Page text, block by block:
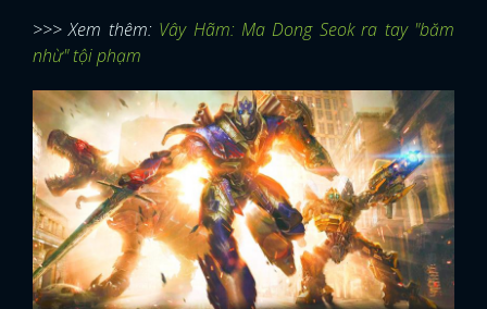
>>> Xem thêm: Vây Hãm: Ma Dong Seok ra tay "băm
nhừ" tội phạm